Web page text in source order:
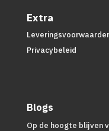
Extra
Privacybeleid
Blogs
Op de hoogte blijven